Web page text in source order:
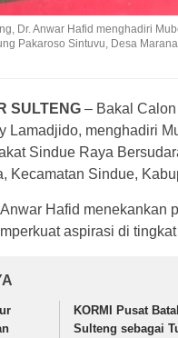
Dr. Anwar Hafid menghadiri
Pakaroso Sintuvu, Desa
SULTENG – Bakal
Lamadjido, menghadiri
Sindue Raya
Kecamatan Sindue,
Hafid menekankan
aspirasi di
KORMI Pusat
Sulteng sebagai